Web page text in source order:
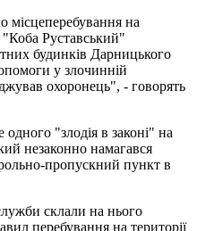
місцеперебування на
"Коба Руставський"
будинків Дарницького
у злочинній
охоронець", - говорять
"злодія в законі" на
незаконно намагався
пропускний пункт в
склали на нього
перебування на території